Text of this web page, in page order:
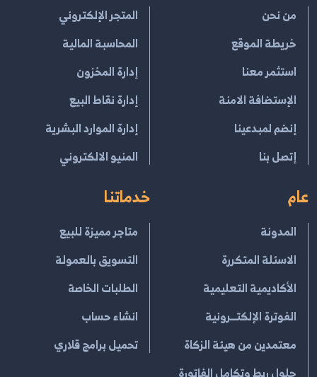
من نحن
خريطة الموقع
استثمر معنا
الإستضافة الامنة
إنضم لمبدعينا
إتصل بنا
المتجر الإلكتروني
المحاسبة المالية
إدارة المخزون
إدارة نقاط البيع
إدارة الموارد البشرية
المنيو الالكتروني
عام
المدونة
الاسئلة المتكررة
الأكاديمية التعليمية
الفوترة الإلكتــرونية
معتمدين من هيئة الزكاة
حلول ربط وتكامل الفاتورة
خدماتنا
متاجر مميزة للبيع
التسويق بالعمولة
الطلبات الخاصة
انشاء حساب
تحميل برامج قلاري